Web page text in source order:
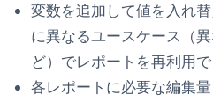
変数を追加して値を入れ
に異なるユースケース（
ど）でレポートを再利用で
各レポートに必要な編集